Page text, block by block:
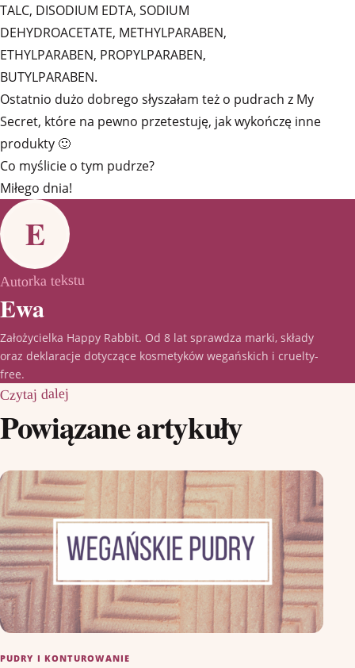
TALC, DISODIUM EDTA, SODIUM
DEHYDROACETATE, METHYLPARABEN,
ETHYLPARABEN, PROPYLPARABEN,
BUTYLPARABEN.
Ostatnio dużo dobrego słyszałam też o pudrach z My
Secret, które na pewno przetestuję, jak wykończę inne
produkty 🙂
Co myślicie o tym pudrze?
Miłego dnia!
E
Autorka tekstu
Ewa
Założycielka Happy Rabbit. Od 8 lat sprawdza marki, składy
oraz deklaracje dotyczące kosmetyków wegańskich i cruelty-
free.
Czytaj dalej
Powiązane artykuły
PUDRY I KONTUROWANIE